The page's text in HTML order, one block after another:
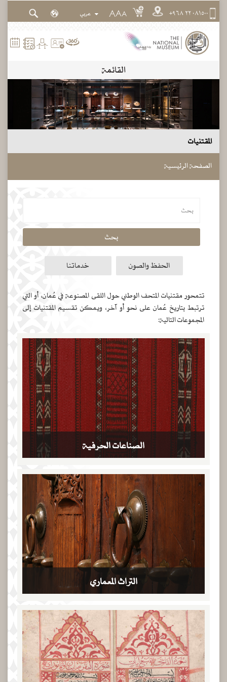
٠٨١٥٠٠ ٢٢ ٩٦٨+ A
A
A
القائمة
المقتنيات
الصفحة الرئيسية
بحث
الحفظ والصون خدماتنا
تتمحور مقتنيات المتحف الوطني حول اللقى المصنوعة في عُمان، أو التي
ترتبط بتاريخ عُمان على نحو أو آخر، ويمكن تقسيم المقتنيات إلى
المجموعات التالية:
الصناعات الحرفية
التراث المعماري